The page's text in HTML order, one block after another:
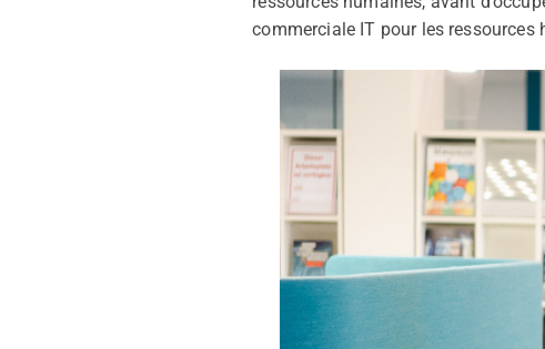
commerciale IT pour les ressources